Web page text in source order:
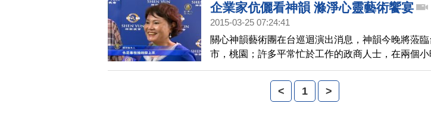
企業家伉儷看神韻 滌淨心靈藝術饗宴
2015-03-25 07:24:41
關心神韻藝術團在台巡迴演出消息，神韻今晚將蒞
市，桃園；許多平常忙於工作的政商人士，在兩個
中，感受到滌淨身心。
< 1 >